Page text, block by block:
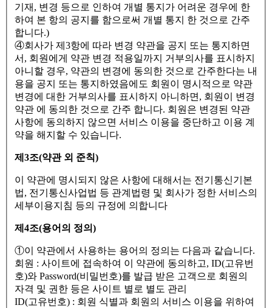
기재, 변경 등으로 인하여 개별 통지가 어려운 경우에 한
하여 본 항의 공지를 함으로써 개별 통지 한 것으로 간주
합니다.)
④회사가 제3항에 따라 변경 약관을 공지 또는 통지하면
서, 회원에게 약관 변경 적용일까지 거부의사를 표시하지
아니할 경우, 약관의 변경에 동의한 것으로 간주한다는 내
용을 공지 또는 통지하였음에도 회원이 명시적으로 약관
변경에 대한 거부의사를 표시하지 아니하면, 회원이 변경
약관 에 동의한 것으로 간주 합니다. 회원은 변경된 약관
사항에 동의하지 않으면 서비스 이용을 중단하고 이용 계
약을 해지할 수 있습니다.
제3조(약관 외 준칙)
이 약관에 명시되지 않은 사항에 대해서는 전기통신기본
법, 전기통신사업법 등 관계법령 및 회사가 정한 서비스의
세부이용지침 등의 규정에 의합니다
제4조(용어의 정의)
①이 약관에서 사용하는 용어의 정의는 다음과 같습니다.
회원 : 사이트에 접속하여 이 약관에 동의하고, ID(고유번
호)와 Password(비밀번호)를 발급 받은 고객으로 회원의
자격 및 권한 등은 사이트 별로 별도 관리
ID(고유번호) : 회원 식별과 회원의 서비스 이용을 위하여